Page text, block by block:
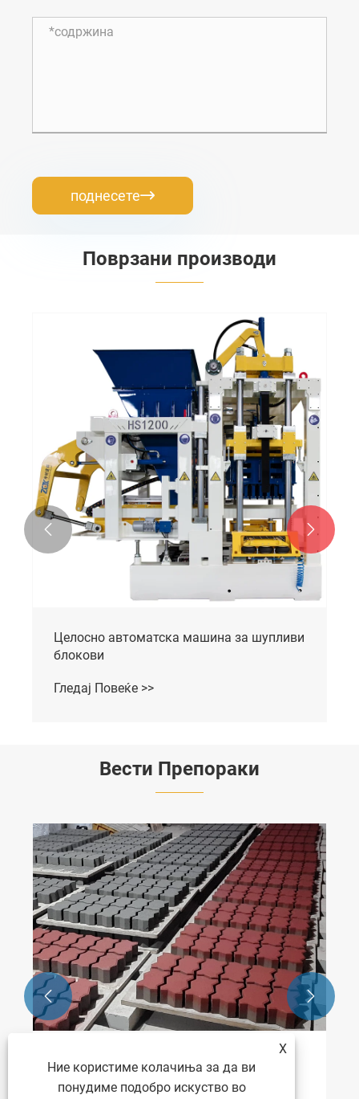
поднесете
Поврзани производи
Машина за тули
 
Вести Препораки
Капацитет на Block Machine ZCJK – од
мало до големо производство
 
X
Ние користиме колачиња за да ви
понудиме подобро искуство во